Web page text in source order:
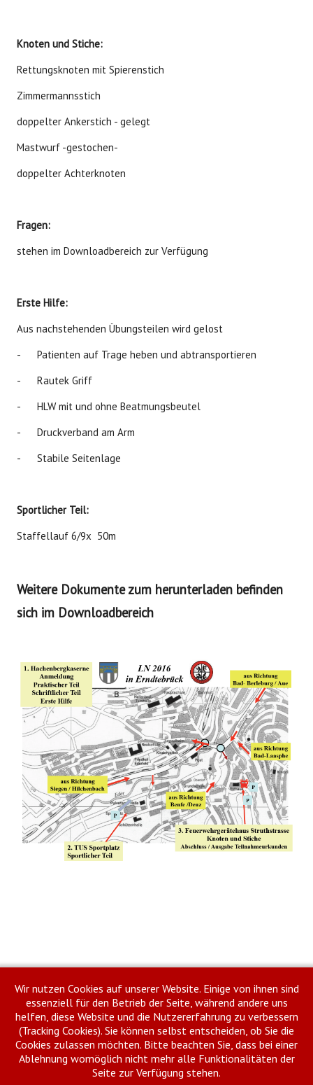
Knoten und Stiche:
Rettungsknoten mit Spierenstich
Zimmermannsstich
doppelter Ankerstich - gelegt
Mastwurf -gestochen-
doppelter Achterknoten
Fragen:
stehen im Downloadbereich zur Verfügung
Erste Hilfe:
Aus nachstehenden Übungsteilen wird gelost
- Patienten auf Trage heben und abtransportieren
- Rautek Griff
- HLW mit und ohne Beatmungsbeutel
- Druckverband am Arm
- Stabile Seitenlage
Sportlicher Teil:
Staffellauf 6/9x 50m
Weitere Dokumente zum herunterladen befinden
sich im Downloadbereich
Drucken E-Mail
Zurück Weiter
Datenschutzhinweise Meldeportal Feuerwehr
Wir nutzen Cookies auf unserer Website. Einige von ihnen sind
essenziell für den Betrieb der Seite, während andere uns
helfen, diese Website und die Nutzererfahrung zu verbessern
(Tracking Cookies). Sie können selbst entscheiden, ob Sie die
Cookies zulassen möchten. Bitte beachten Sie, dass bei einer
Ablehnung womöglich nicht mehr alle Funktionalitäten der
Seite zur Verfügung stehen.